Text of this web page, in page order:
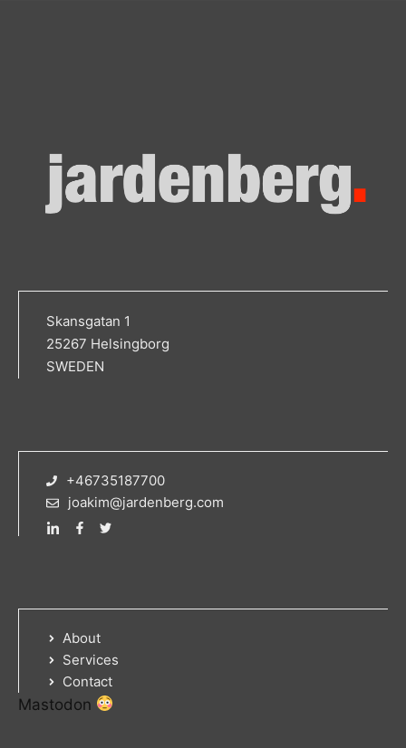
Skansgatan 1
25267 Helsingborg
SWEDEN
+46735187700
joakim@jardenberg.com
About
Services
Contact
Mastodon